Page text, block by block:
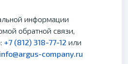
информации
обратной связи,
+7 (812) 318-77-12 или
info@argus-company.ru